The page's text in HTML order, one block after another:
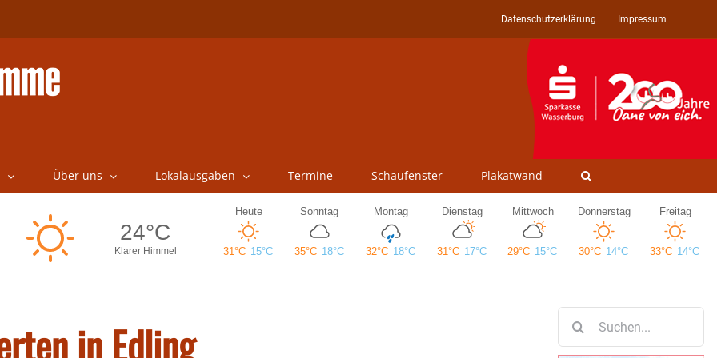
Datenschutzerklärung Impressum
Über uns Lokalausgaben Termine Schaufenster Plakatwand
in Edling
nach: